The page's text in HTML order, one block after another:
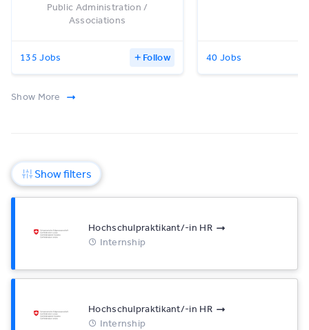
Public Administration /
Associations
135 Jobs Follow 40 Jobs
Show More
Show filters
Hochschulpraktikant/-in HR
Internship
Hochschulpraktikant/-in HR
Internship